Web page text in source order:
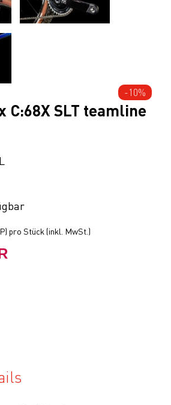
-10%
C:68X SLT teamline
) pro Stück (inkl. MwSt.)